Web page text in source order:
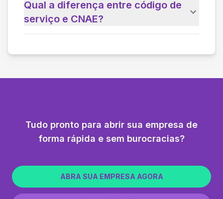
Qual a diferença entre código de
serviço e CNAE?
Tudo pronto para abrir sua empresa de
forma rápida e sem burocracias?
ABRA SUA EMPRESA AGORA